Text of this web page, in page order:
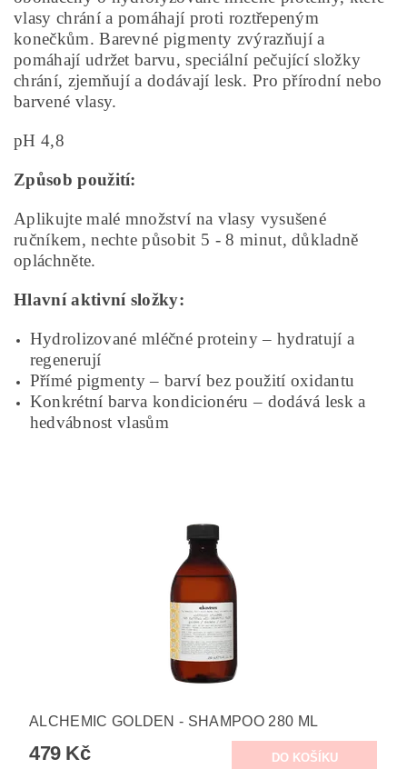
vlasy chrání a pomáhají proti roztřepeným
konečkům. Barevné pigmenty zvýrazňují a
pomáhají udržet barvu, speciální pečující složky
chrání, zjemňují a dodávají lesk. Pro přírodní nebo
barvené vlasy.
pH 4,8
Způsob použití:
Aplikujte malé množství na vlasy vysušené
ručníkem, nechte působit 5 - 8 minut, důkladně
opláchněte.
Hlavní aktivní složky:
Hydrolizované mléčné proteiny – hydratují a
regenerují
Přímé pigmenty – barví bez použití oxidantu
Konkrétní barva kondicionéru – dodává lesk a
hedvábnost vlasům
ALCHEMIC GOLDEN - SHAMPOO 280 ML
479 Kč